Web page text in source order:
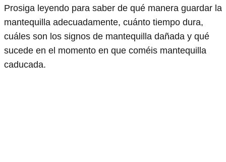
Prosiga leyendo para saber de qué manera guardar la
mantequilla adecuadamente, cuánto tiempo dura,
cuáles son los signos de mantequilla dañada y qué
sucede en el momento en que coméis mantequilla
caducada.